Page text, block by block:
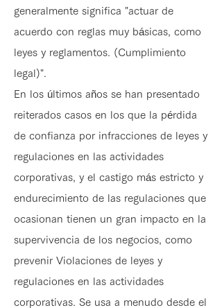
generalmente significa "actuar de
acuerdo con reglas muy básicas, como
leyes y reglamentos. (Cumplimiento
legal)".
En los últimos años se han presentado
reiterados casos en los que la pérdida
de confianza por infracciones de leyes y
regulaciones en las actividades
corporativas, y el castigo más estricto y
endurecimiento de las regulaciones que
ocasionan tienen un gran impacto en la
supervivencia de los negocios, como
prevenir Violaciones de leyes y
regulaciones en las actividades
corporativas. Se usa a menudo desde el